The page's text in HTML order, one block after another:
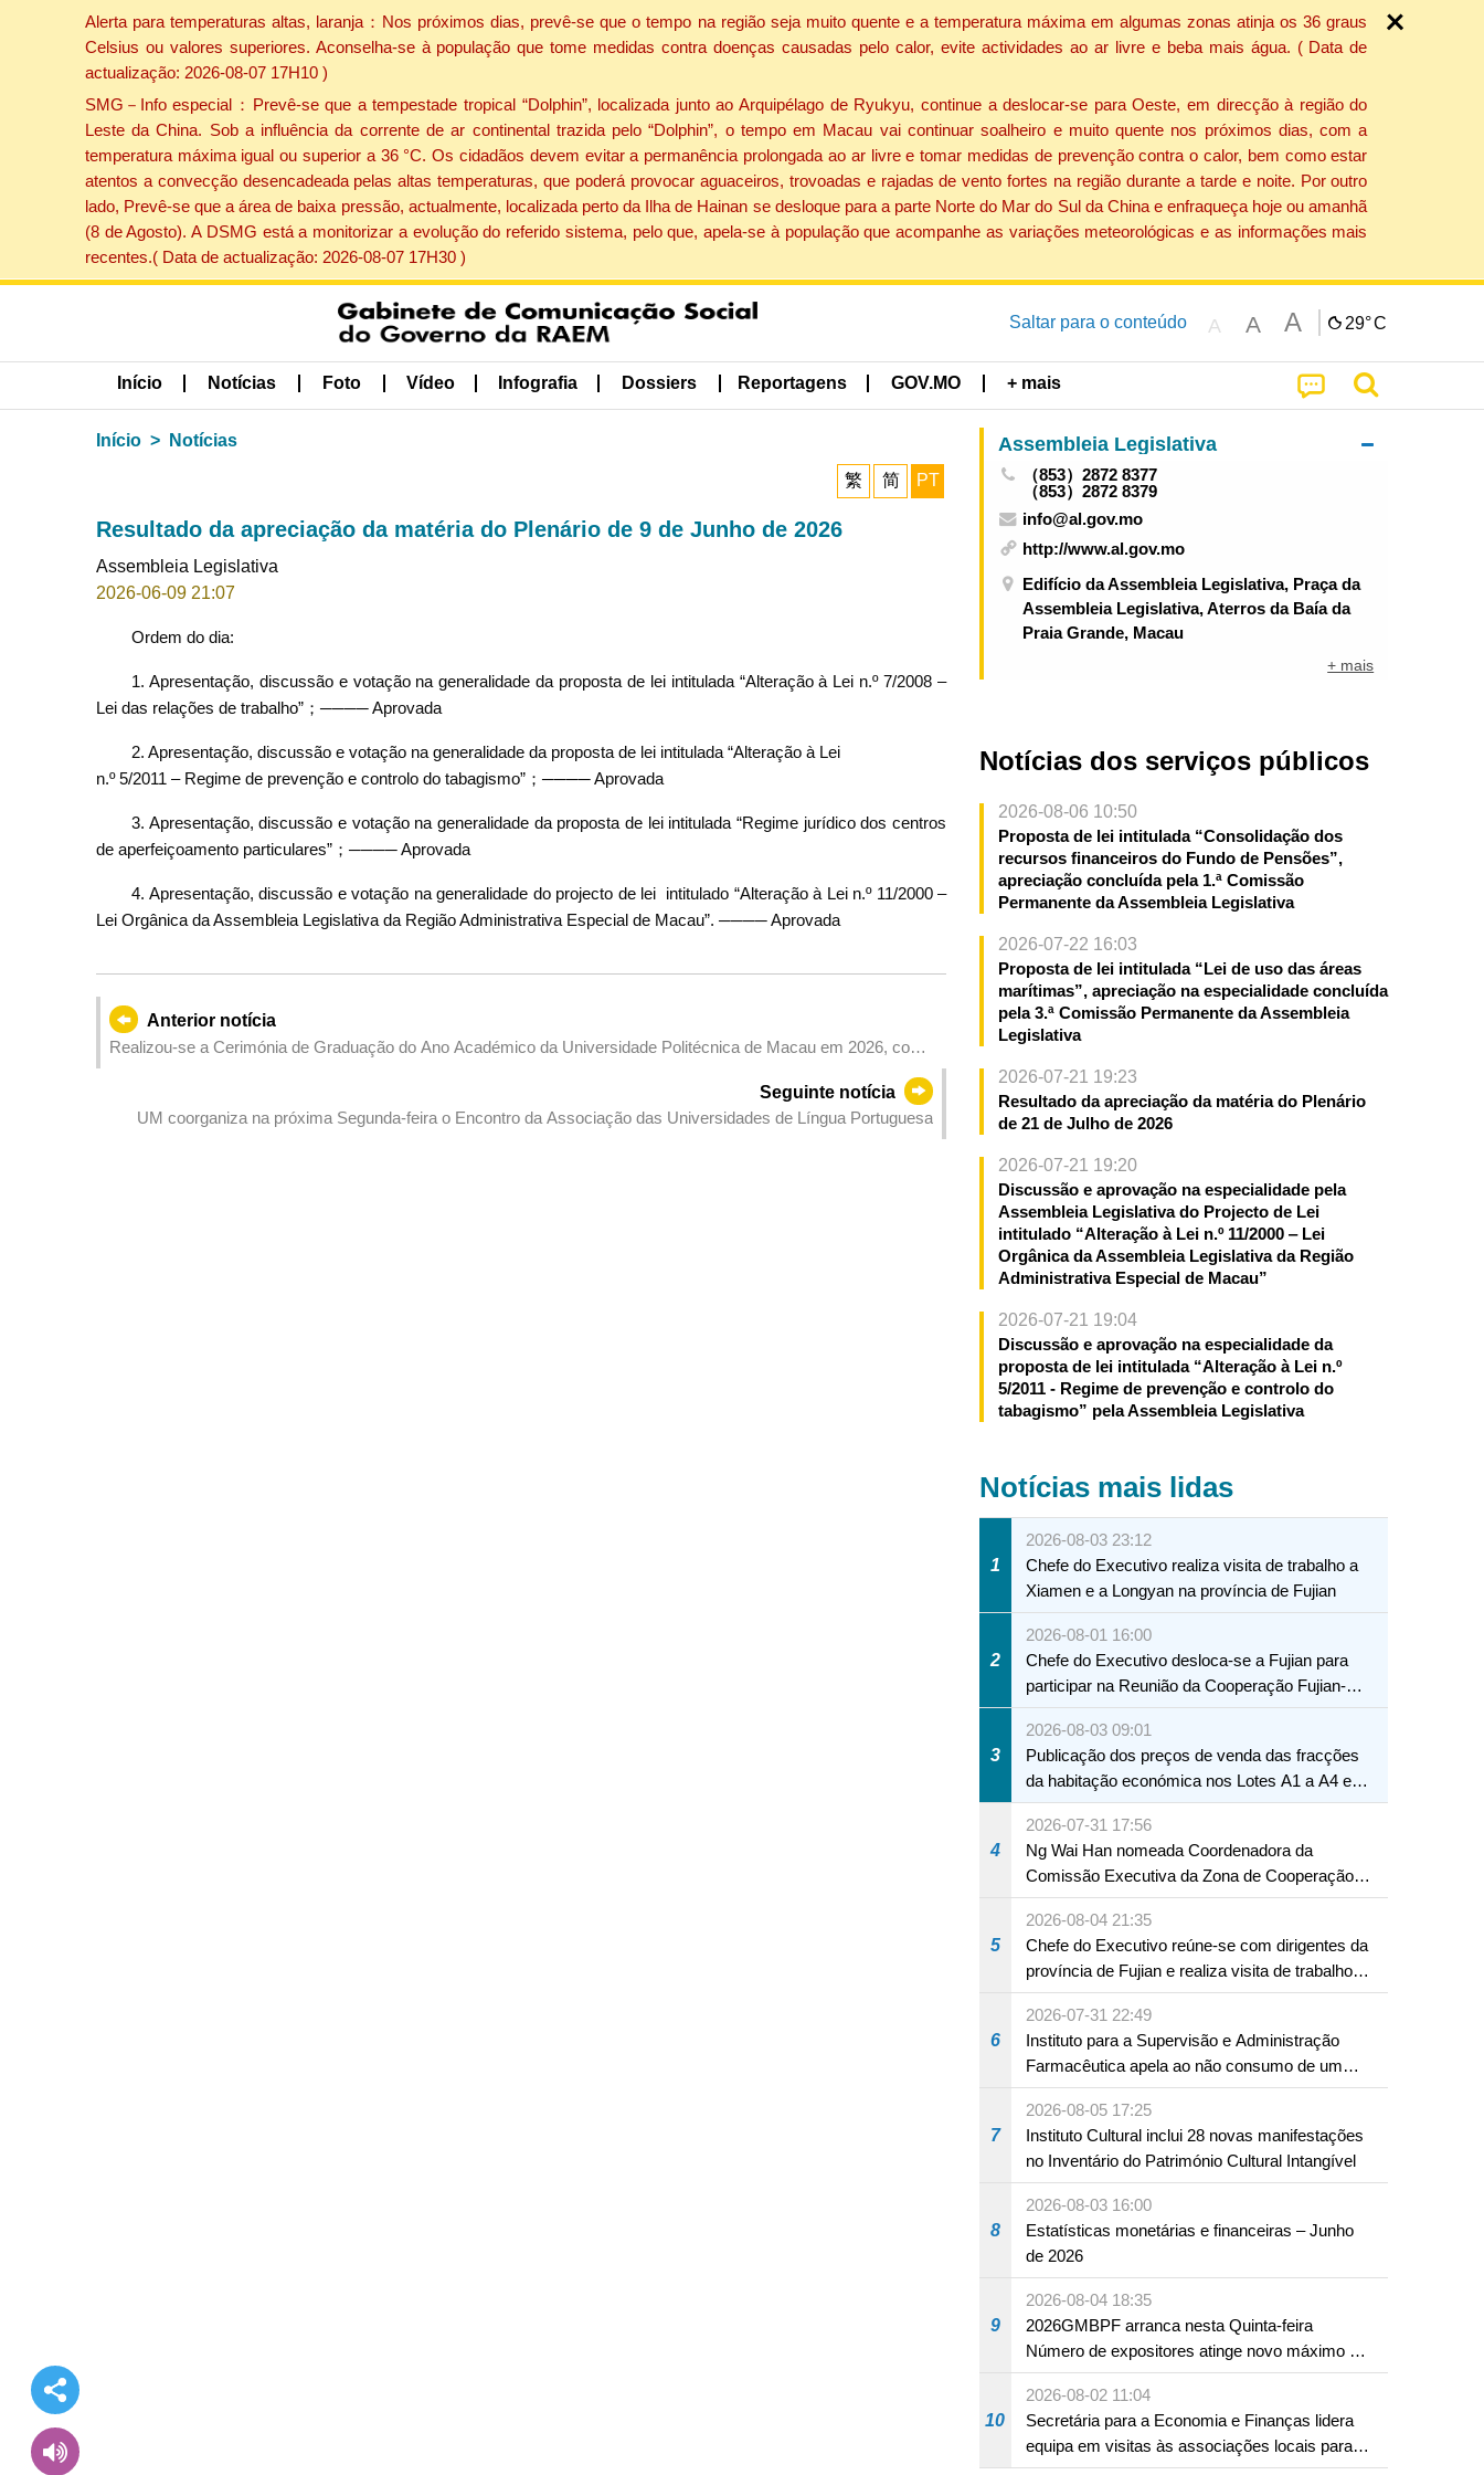
Alerta para temperaturas altas, laranja：Nos próximos dias, prevê-se que o tempo na região seja muito quente e a temperatura máxima em algumas zonas atinja os 36 graus
Celsius ou valores superiores. Aconselha-se à população que tome medidas contra doenças causadas pelo calor, evite actividades ao ar livre e beba mais água. ( Data de
actualização: 2026-08-07 17H10 )
SMG－Info especial：Prevê-se que a tempestade tropical “Dolphin”, localizada junto ao Arquipélago de Ryukyu, continue a deslocar-se para Oeste, em direcção à região do
Leste da China. Sob a influência da corrente de ar continental trazida pelo “Dolphin”, o tempo em Macau vai continuar soalheiro e muito quente nos próximos dias, com a
temperatura máxima igual ou superior a 36 °C. Os cidadãos devem evitar a permanência prolongada ao ar livre e tomar medidas de prevenção contra o calor, bem como estar
atentos a convecção desencadeada pelas altas temperaturas, que poderá provocar aguaceiros, trovoadas e rajadas de vento fortes na região durante a tarde e noite. Por outro
lado, Prevê-se que a área de baixa pressão, actualmente, localizada perto da Ilha de Hainan se desloque para a parte Norte do Mar do Sul da China e enfraqueça hoje ou amanhã
(8 de Agosto). A DSMG está a monitorizar a evolução do referido sistema, pelo que, apela-se à população que acompanhe as variações meteorológicas e as informações mais
recentes.( Data de actualização: 2026-08-07 17H30 )
Saltar para o conteúdo A A A 29°C
Início Notícias Foto Vídeo Infografia Dossiers Reportagens GOV.MO + mais
Início Notícias
繁 简 PT
Resultado da apreciação da matéria do Plenário de 9 de Junho de 2026
Assembleia Legislativa
2026-06-09 21:07
Ordem do dia:
1. Apresentação, discussão e votação na generalidade da proposta de lei intitulada “Alteração à Lei n.º 7/2008 ‒
Lei das relações de trabalho”；──── Aprovada
2. Apresentação, discussão e votação na generalidade da proposta de lei intitulada “Alteração à Lei
n.º 5/2011 – Regime de prevenção e controlo do tabagismo”；──── Aprovada
3. Apresentação, discussão e votação na generalidade da proposta de lei intitulada “Regime jurídico dos centros
de aperfeiçoamento particulares”；──── Aprovada
4. Apresentação, discussão e votação na generalidade do projecto de lei intitulado “Alteração à Lei n.º 11/2000 –
Lei Orgânica da Assembleia Legislativa da Região Administrativa Especial de Macau”. ──── Aprovada
Anterior notícia
Realizou-se a Cerimónia de Graduação do Ano Académico da Universidade Politécnica de Macau em 2026, com
Seguinte notícia
UM coorganiza na próxima Segunda-feira o Encontro da Associação das Universidades de Língua Portuguesa
Assembleia Legislativa
（853）2872 8377
（853）2872 8379
info@al.gov.mo
http://www.al.gov.mo
Edifício da Assembleia Legislativa, Praça da
Assembleia Legislativa, Aterros da Baía da
Praia Grande, Macau
+ mais
Notícias dos serviços públicos
2026-08-06 10:50
Proposta de lei intitulada “Consolidação dos
recursos financeiros do Fundo de Pensões”,
apreciação concluída pela 1.ª Comissão
Permanente da Assembleia Legislativa
2026-07-22 16:03
Proposta de lei intitulada “Lei de uso das áreas
marítimas”, apreciação na especialidade concluída
pela 3.ª Comissão Permanente da Assembleia
Legislativa
2026-07-21 19:23
Resultado da apreciação da matéria do Plenário
de 21 de Julho de 2026
2026-07-21 19:20
Discussão e aprovação na especialidade pela
Assembleia Legislativa do Projecto de Lei
intitulado “Alteração à Lei n.º 11/2000 ‒ Lei
Orgânica da Assembleia Legislativa da Região
Administrativa Especial de Macau”
2026-07-21 19:04
Discussão e aprovação na especialidade da
proposta de lei intitulada “Alteração à Lei n.º
5/2011 - Regime de prevenção e controlo do
tabagismo” pela Assembleia Legislativa
Notícias mais lidas
1
2026-08-03 23:12
Chefe do Executivo realiza visita de trabalho a
Xiamen e a Longyan na província de Fujian
2
2026-08-01 16:00
Chefe do Executivo desloca-se a Fujian para
participar na Reunião da Cooperação Fujian-
Macau
3
2026-08-03 09:01
Publicação dos preços de venda das fracções
da habitação económica nos Lotes A1 a A4 e
A12 da Zona A dos Novos Aterros
4
2026-07-31 17:56
Ng Wai Han nomeada Coordenadora da
Comissão Executiva da Zona de Cooperação
Aprofundada entre Guangdong e Macau em
Hengqin
5
2026-08-04 21:35
Chefe do Executivo reúne-se com dirigentes da
província de Fujian e realiza visita de trabalho
em Fuzhou
6
2026-07-31 22:49
Instituto para a Supervisão e Administração
Farmacêutica apela ao não consumo de um
produto com substâncias medicamentosas
ocidentais
7
2026-08-05 17:25
Instituto Cultural inclui 28 novas manifestações
no Inventário do Património Cultural Intangível
8
2026-08-03 16:00
Estatísticas monetárias e financeiras – Junho
de 2026
9
2026-08-04 18:35
2026GMBPF arranca nesta Quinta-feira
Número de expositores atinge novo máximo em
18 anos
10
2026-08-02 11:04
Secretária para a Economia e Finanças lidera
equipa em visitas às associações locais para